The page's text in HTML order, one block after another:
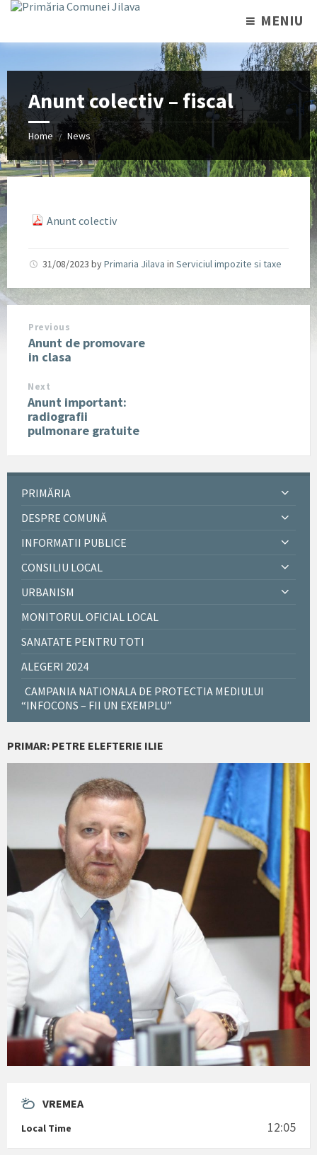
MENIU
Anunt colectiv – fiscal
Home / News
Anunt colectiv
31/08/2023 byPrimaria Jilava in Serviciul impozite si taxe
Previous
Anunt de promovare
in clasa
Next
Anunt important:
radiografii
pulmonare gratuite
PRIMĂRIA
DESPRE COMUNĂ
INFORMATII PUBLICE
CONSILIU LOCAL
URBANISM
MONITORUL OFICIAL LOCAL
SANATATE PENTRU TOTI
ALEGERI 2024
CAMPANIA NATIONALA DE PROTECTIA MEDIULUI
“INFOCONS – FII UN EXEMPLU”
PRIMAR: PETRE ELEFTERIE ILIE
VREMEA
Local Time 12:05